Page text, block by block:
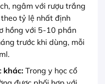
ngâm với rượu trắng
tỷ lệ nhất định
hồng với 5-10 phần
trước khi dùng, mỗi
khác:Trong y học cổ